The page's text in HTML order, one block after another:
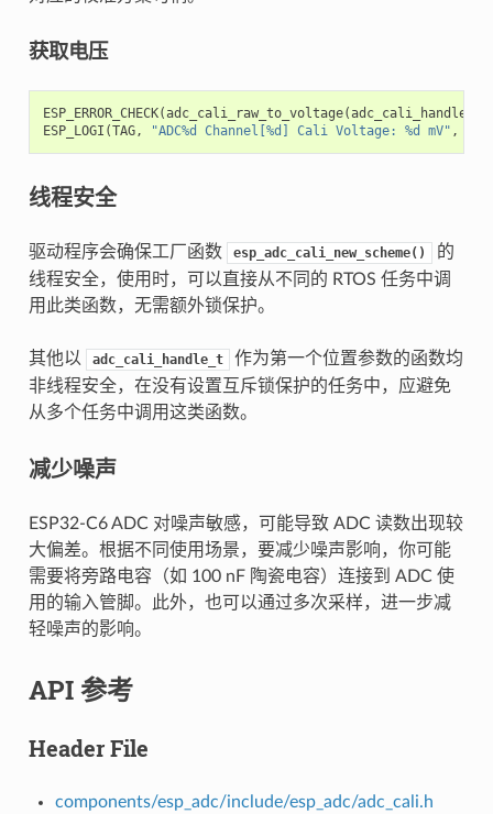
获取电压
ESP_ERROR_CHECK(adc_cali_raw_to_voltage(adc_cali_handle
ESP_LOGI (TAG, "ADC%d Channel[%d] Cali Voltage: %d mV" ,
线程安全
驱动程序会确保工厂函数 esp_adc_cali_new_scheme()
的
线程安全，使用时，可以直接从不同的 RTOS 任务中调
用此类函数，无需额外锁保护。
其他以 adc_cali_handle_t
作为第一个位置参数的函数均
非线程安全，在没有设置互斥锁保护的任务中，应避免
从多个任务中调用这类函数。
减少噪声
ESP32-C6 ADC 对噪声敏感，可能导致 ADC 读数出现较
大偏差。根据不同使用场景，要减少噪声影响，你可能
需要将旁路电容（如 100 nF 陶瓷电容）连接到 ADC 使
用的输入管脚。此外，也可以通过多次采样，进一步减
轻噪声的影响。
API 参考
Header File
components/esp_adc/include/esp_adc/adc_cali.h